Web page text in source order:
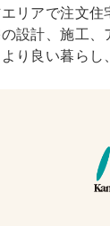
リアで注文住
設計、施工
より良い暮ら